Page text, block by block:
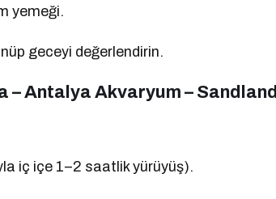
yemeği.
geceyi değerlendirin.
– Antalya Akvaryum – Sandland
iç içe 1–2 saatlik yürüyüş).